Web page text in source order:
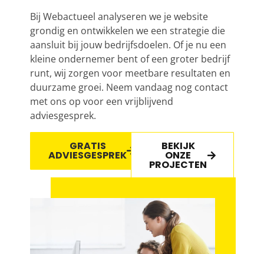
Bij Webactueel analyseren we je website
grondig en ontwikkelen we een strategie die
aansluit bij jouw bedrijfsdoelen. Of je nu een
kleine ondernemer bent of een groter bedrijf
runt, wij zorgen voor meetbare resultaten en
duurzame groei. Neem vandaag nog contact
met ons op voor een vrijblijvend
adviesgesprek.
GRATIS
ADVIESGESPREK
BEKIJK
ONZE
PROJECTEN